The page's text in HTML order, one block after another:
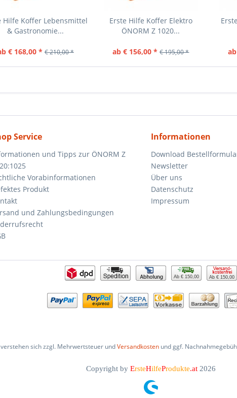
Hilfe Koffer Lebensmittel
& Gastronomie...
€ 168,00 * € 210,00 *
Erste Hilfe Koffer Elektro
ÖNORM Z 1020...
ab € 156,00 * € 195,00 *
Service
und Tipps zur ÖNORM Z
Vorabinformationen
Produkt
und Zahlungsbedingungen
Informationen
Download
Newsletter
Über uns
Datenschutz
Impressum
Ab € 150,00 Ab € 150,00
sich zzgl. Mehrwertsteuer undVersandkosten und ggf.
Copyright by ErsteHilfeProdukte.at 2026